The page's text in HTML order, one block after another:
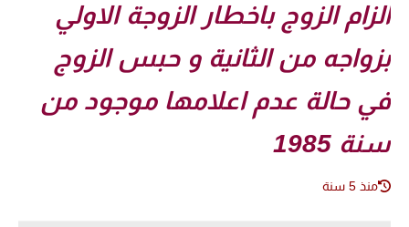
الزام الزوج باخطار الزوجة الاولي
بزواجه من الثانية و حبس الزوج
في حالة عدم اعلامها موجود من
سنة 1985
منذ 5 سنة